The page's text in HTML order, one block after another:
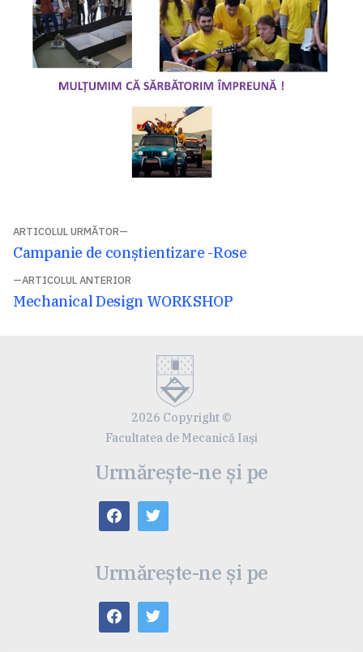
Navigare
în
articole
ARTICOLUL ANTERIOR
Articolul
Mechanical Design WORKSHOP
ARTICOLUL URMĂTOR
Articolul
Campanie de conștientizare -Rose
2026 Copyright ©
Facultatea de Mecanică Iaşi
Urmărește-ne și pe
Urmărește-ne și pe